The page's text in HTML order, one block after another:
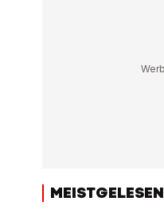
MEISTGELESEN